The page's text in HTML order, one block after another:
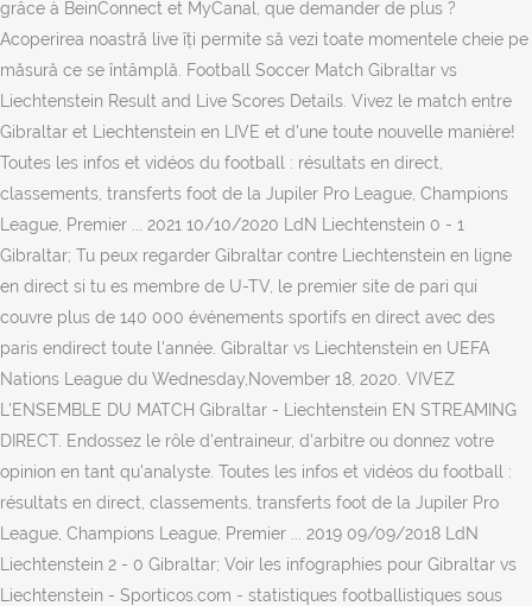
grâce à BeinConnect et MyCanal, que demander de plus ?
Acoperirea noastră live îți permite să vezi toate momentele cheie pe
măsură ce se întâmplă. Football Soccer Match Gibraltar vs
Liechtenstein Result and Live Scores Details. Vivez le match entre
Gibraltar et Liechtenstein en LIVE et d'une toute nouvelle manière!
Toutes les infos et vidéos du football : résultats en direct,
classements, transferts foot de la Jupiler Pro League, Champions
League, Premier ... 2021 10/10/2020 LdN Liechtenstein 0 - 1
Gibraltar; Tu peux regarder Gibraltar contre Liechtenstein en ligne
en direct si tu es membre de U-TV, le premier site de pari qui
couvre plus de 140 000 événements sportifs en direct avec des
paris endirect toute l'année. Gibraltar vs Liechtenstein en UEFA
Nations League du Wednesday,November 18, 2020. VIVEZ
L'ENSEMBLE DU MATCH Gibraltar - Liechtenstein EN STREAMING
DIRECT. Endossez le rôle d'entraineur, d'arbitre ou donnez votre
opinion en tant qu'analyste. Toutes les infos et vidéos du football :
résultats en direct, classements, transferts foot de la Jupiler Pro
League, Champions League, Premier ... 2019 09/09/2018 LdN
Liechtenstein 2 - 0 Gibraltar; Voir les infographies pour Gibraltar vs
Liechtenstein - Sporticos.com - statistiques footballistiques sous